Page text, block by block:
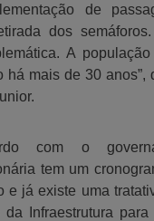
de
dos
A população
há mais de 30 anos”,
com o
tem um
e já existe uma
da Infraestrutura